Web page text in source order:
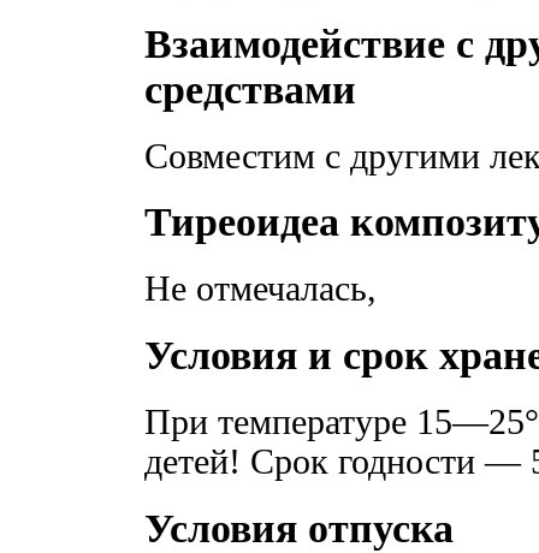
Взаимодействие с
средствами
Совместим с другими
Тиреоидеа
Не отмечалась,
Условия и срок
При температуре
детей! Срок годности —
Условия отпуска